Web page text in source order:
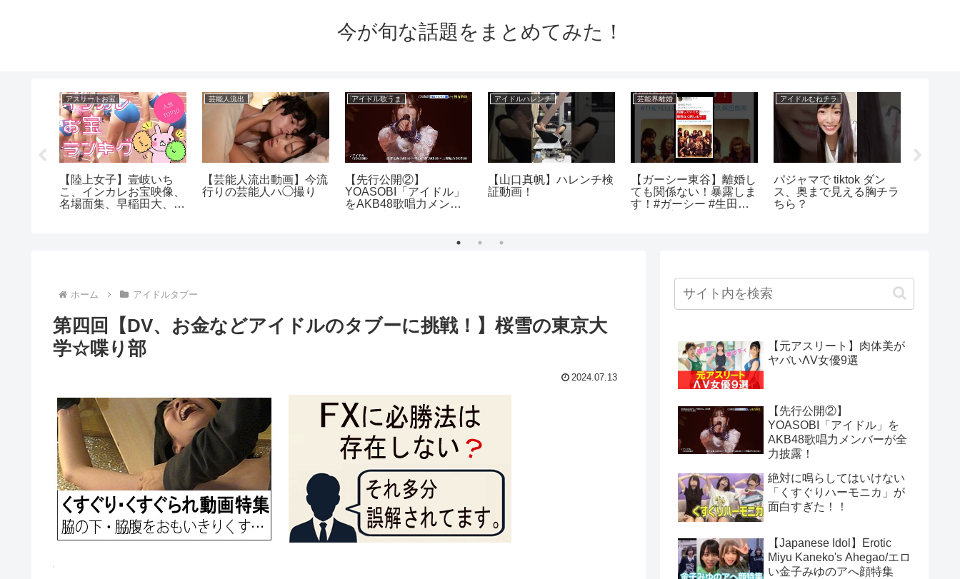
今が旬な話題をまとめてみた！
アスリートお宝
【陸上女子】壹岐いち
こ、インカレお宝映像、
名場面集、早稲田大、立
芸能人流出
【芸能人流出動画】今流
行りの芸能人ハ◯撮り
アイドル歌うま
【先行公開②】
YOASOBI「アイドル」
をAKB48歌唱力メンバ
アイドルハレンチ
【山口真帆】ハレンチ検
証動画！
芸能界離婚
【ガーシー東谷】離婚し
ても関係ない！暴露しま
す！#ガーシー #生田斗
アイドルむねチラ
パジャマで tiktok ダン
ス、奥まで見える胸チラ
ちら？
ホーム アイドルタブー
第四回【DV、お金などアイドルのタブーに挑戦！】桜雪の東京大
学☆喋り部
2024.07.13
【元アスリート】肉体美が
ヤバいΛV女優9選
【先行公開②】
YOASOBI「アイドル」を
AKB48歌唱力メンバーが全
力披露！
絶対に鳴らしてはいけない
「くすぐりハーモニカ」が
面白すぎた！！
【Japanese Idol】Erotic
Miyu Kaneko's Ahegao/エロ
い金子みゆのアへ顔特集